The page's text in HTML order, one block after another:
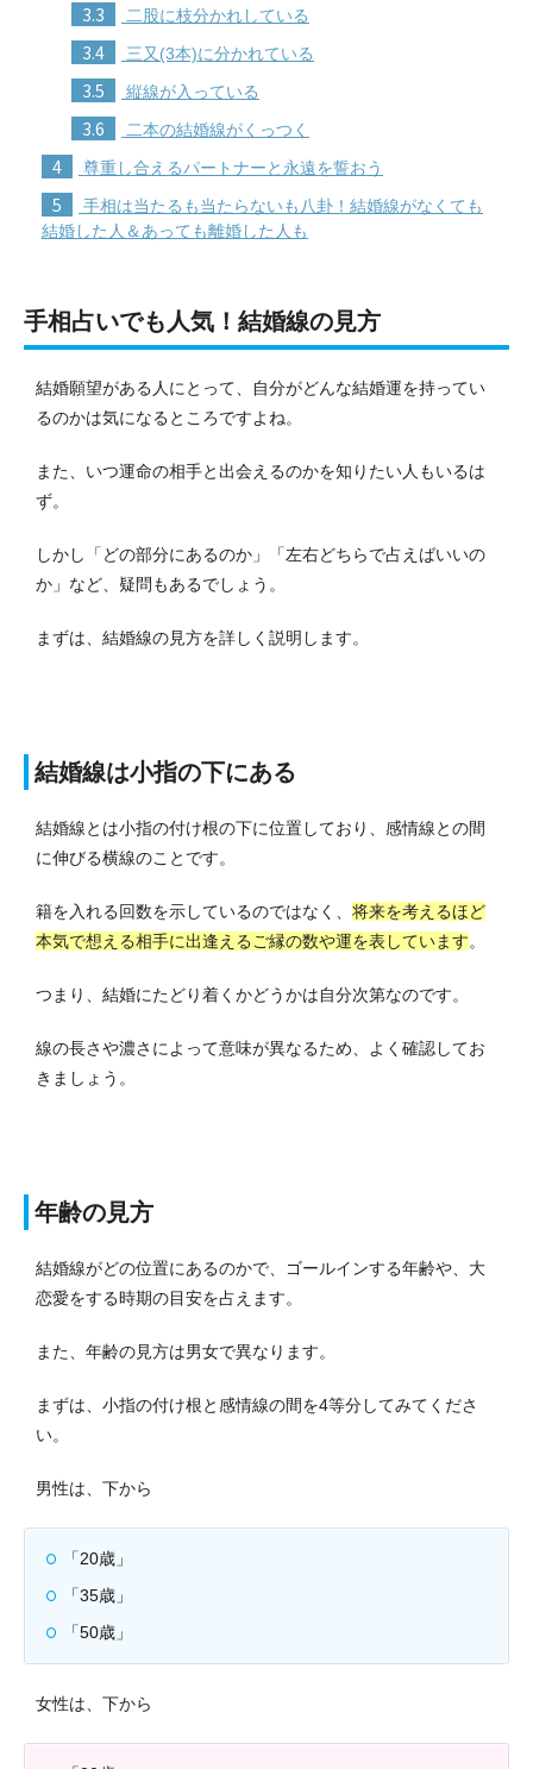
3.3 二股に枝分かれしている
3.4 三又(3本)に分かれている
3.5 縦線が入っている
3.6 二本の結婚線がくっつく
4 尊重し合えるパートナーと永遠を誓おう
5
手相は当たるも当たらないも八卦！結婚線がなくても
結婚した人＆あっても離婚した人も
手相占いでも人気！結婚線の見方
結婚願望がある人にとって、自分がどんな結婚運を持ってい
るのかは気になるところですよね。
また、いつ運命の相手と出会えるのかを知りたい人もいるは
ず。
しかし「どの部分にあるのか」「左右どちらで占えばいいの
か」など、疑問もあるでしょう。
まずは、結婚線の見方を詳しく説明します。
結婚線は小指の下にある
結婚線とは小指の付け根の下に位置しており、感情線との間
に伸びる横線のことです。
籍を入れる回数を示しているのではなく、 将来を考えるほど
本気で想える相手に出逢えるご縁の数や運を表しています。
つまり、結婚にたどり着くかどうかは自分次第なのです。
線の長さや濃さによって意味が異なるため、よく確認してお
きましょう。
年齢の見方
結婚線がどの位置にあるのかで、ゴールインする年齢や、大
恋愛をする時期の目安を占えます。
また、年齢の見方は男女で異なります。
まずは、小指の付け根と感情線の間を4等分してみてくださ
い。
男性は、下から
「20歳」
「35歳」
「50歳」
女性は、下から